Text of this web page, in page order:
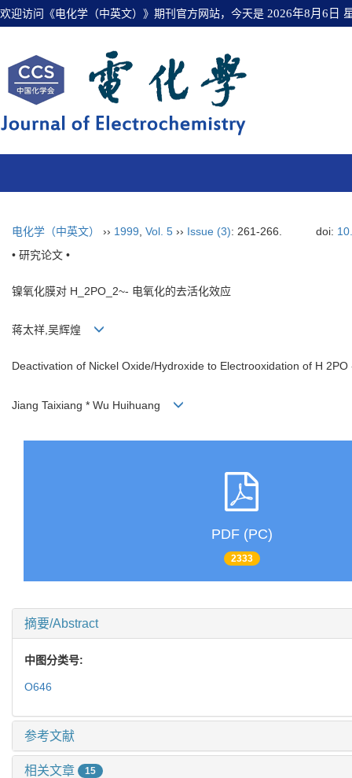
欢迎访问《电化学（中英文）》期刊官方网站，今天是 2026年8月6日
电化学（中英文） ›› 1999 Vol. 5 ›› Issue (3): 261-266. doi:
• 研究论文 •
镍氧化膜对 H_2PO_2~- 电氧化的去活化效应
蒋太祥,吴辉煌
Deactivation of Nickel Oxide/Hydroxide to Electrooxidation of H
Jiang Taixiang * Wu Huihuang
PDF (PC)
2333
摘要/Abstract
中图分类号:
O646
参考文献
相关文章 15